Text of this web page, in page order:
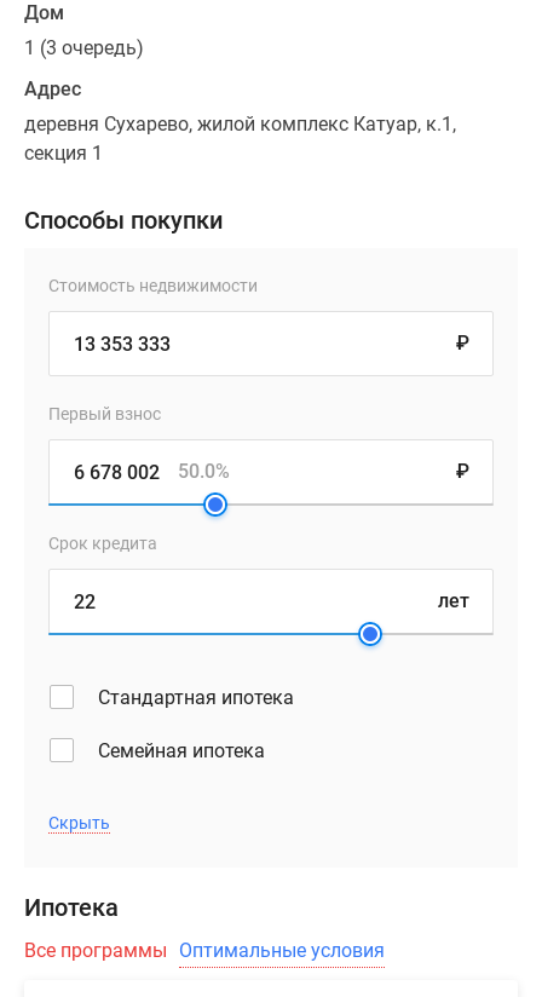
Дом
1 (3 очередь)
Адрес
деревня Сухарево, жилой комплекс Катуар, к.1,
секция 1
Способы покупки
Стоимость недвижимости
₽
Первый взнос
₽
50.0%
Срок кредита
лет
Стандартная ипотека
Семейная ипотека
Скрыть
Ипотека
Все программы Оптимальные условия